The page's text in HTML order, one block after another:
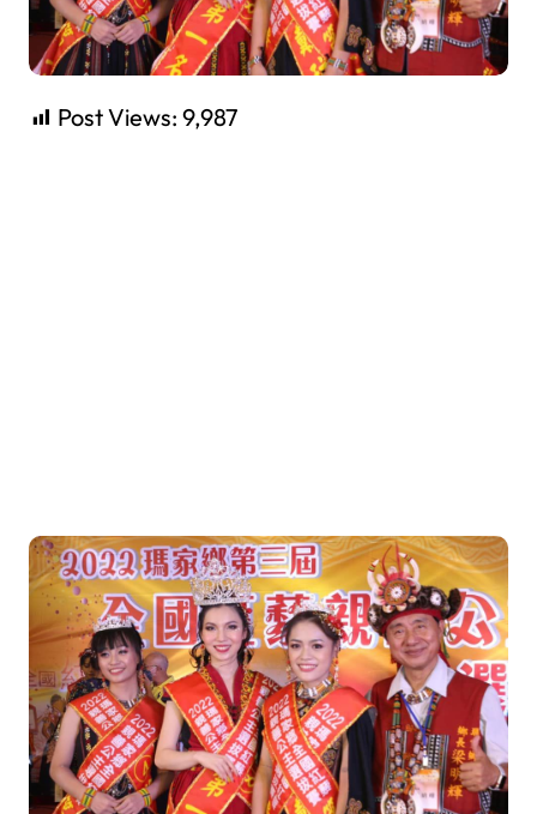
Post Views: 9,987